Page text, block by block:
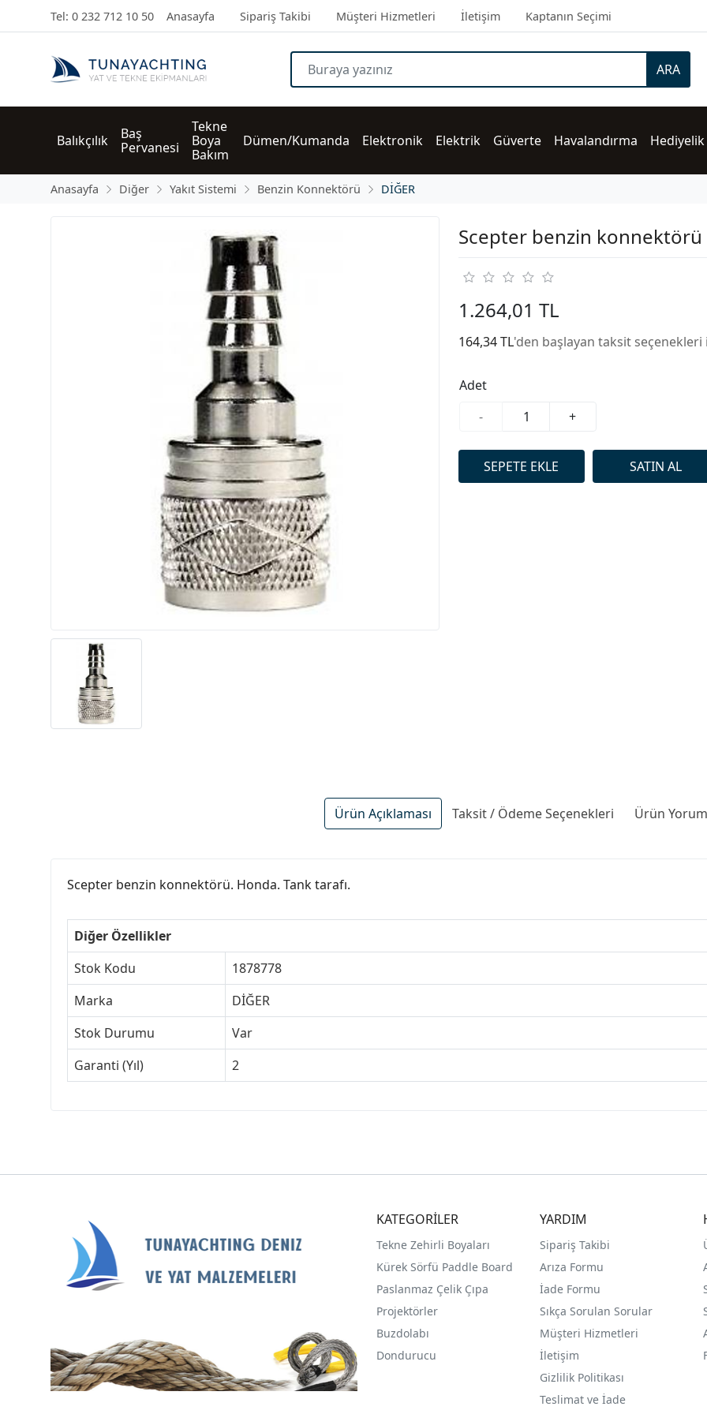
Tel: 0 232 712 10 50 Anasayfa Sipariş Takibi Müşteri Hizmetleri İletişim Kaptanın Seçimi
ARA
Balıkçılık
Baş
Pervanesi
Tekne
Boya
Bakım
Dümen/Kumanda Elektronik Elektrik Güverte Havalandırma Hediyelik
Anasayfa Diğer Yakıt Sistemi Benzin Konnektörü DİĞER
Scepter benzin konnektörü
1.264,01 TL
164,34 TL'den başlayan taksit
Adet
-
+
Ürün Açıklaması Taksit / Ödeme Seçenekleri Ürün
Scepter benzin konnektörü. Honda. Tank tarafı.
Diğer Özellikler
Stok Kodu
1878778
Marka
DİĞER
Stok Durumu
Var
Garanti (Yıl)
2
KATEGORİLER
Tekne Zehirli Boyaları
Kürek Sörfü Paddle Board
Paslanmaz Çelik Çıpa
Projektörler
Buzdolabı
Dondurucu
YARDIM
Sipariş Takibi
Arıza Formu
İade Formu
Sıkça Sorulan Sorular
Müşteri Hizmetleri
İletişim
Gizlilik Politikası
Teslimat ve İade